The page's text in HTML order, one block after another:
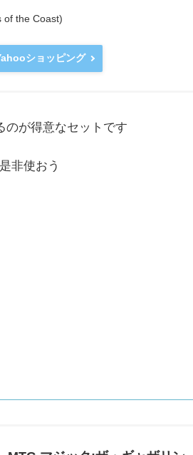
of the Coast)
ショッピング
のが得意なセットです
非使おう